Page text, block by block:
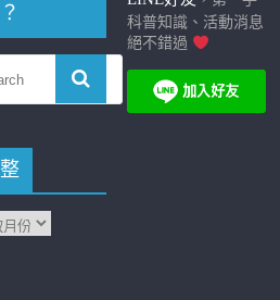
科普知識、活動消息
絕不錯過